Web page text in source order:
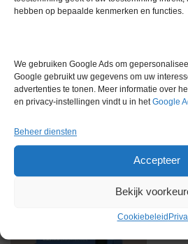
hebben op bepaalde kenmerken en functies.
We gebruiken Google Ads om
Google gebruikt uw gegevens om uw
advertenties te tonen. Meer informatie over
en privacy-instellingen vindt u in hetGoogle
Beheer diensten
Accepteer
Bekijk
Cookiebeleid
Gerelateerde